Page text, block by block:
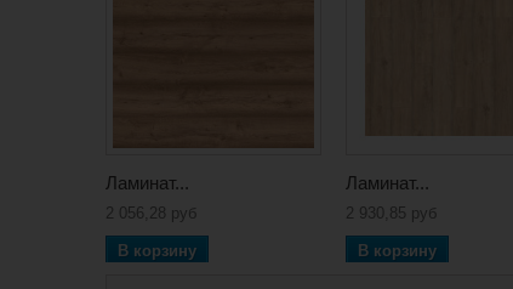
Ламинат...
2 056,28 руб
В корзину
Ламинат...
2 930,85 руб
В корзину